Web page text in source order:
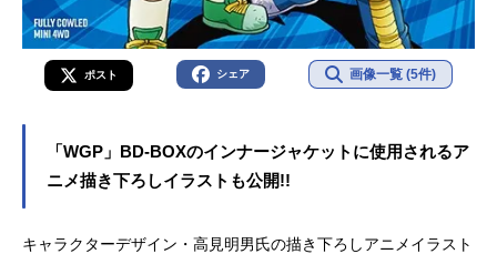
ポスト シェア 画像一覧 (5件)
「WGP」BD-BOXのインナージャケットに使用されるア
ニメ描き下ろしイラストも公開!!
キャラクターデザイン・高見明男氏の描き下ろしアニメイラスト